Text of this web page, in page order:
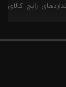
رایج کالای
خانه‌ای واقعی
این سرویس خواب